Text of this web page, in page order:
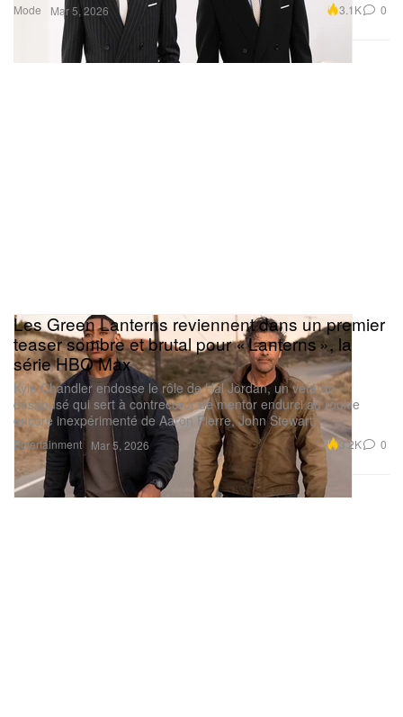
Mode Mar 5, 2026 3.1K 0
Entertainment
Les Green Lanterns reviennent dans un premier
teaser sombre et brutal pour « Lanterns », la
série HBO Max
Kyle Chandler endosse le rôle de Hal Jordan, un vétéran
désabusé qui sert à contrecœur de mentor endurci au rookie
encore inexpérimenté de Aaron Pierre, John Stewart.
Mar 5, 2026 3.2K 0